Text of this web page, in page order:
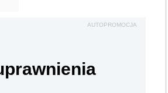
AUTOPROMOCJA